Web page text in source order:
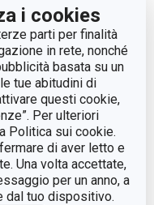
i cookies
parti per finalità
in rete, nonché
basata su un
tue abitudini di
questi cookie,
Per ulteriori
Politica sui cookie.
di aver letto e
Una volta accettate,
per un anno, a
dal tuo dispositivo.